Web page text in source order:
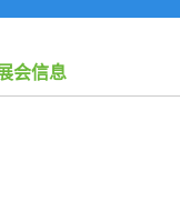
会信息